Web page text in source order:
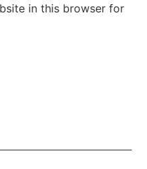
in this browser for